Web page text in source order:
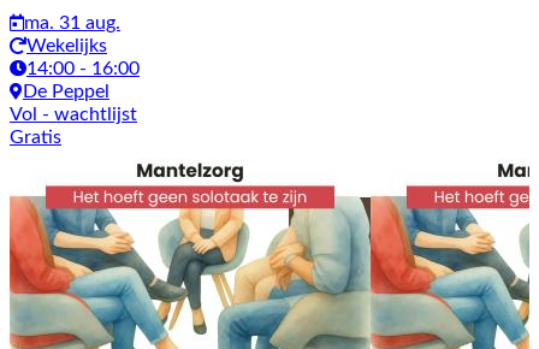
ma. 31 aug.
Wekelijks
14:00 - 16:00
De Peppel
Vol - wachtlijst
Gratis